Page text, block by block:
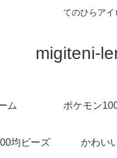
てのひらア
migiteni-
ム ポケモン
均ビーズ かわい